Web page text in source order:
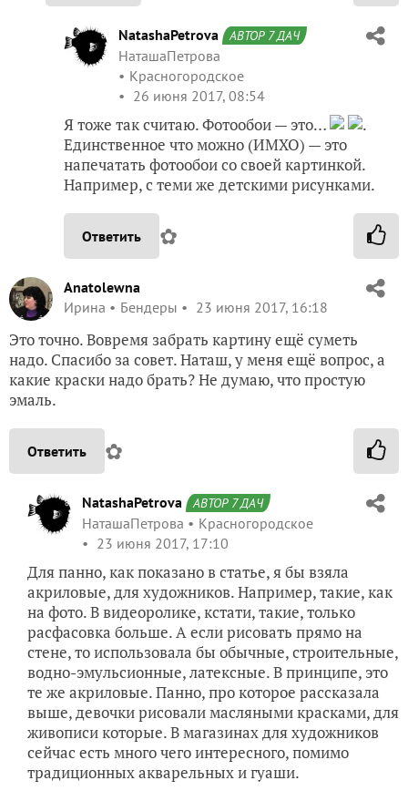
NatashaPetrova АВТОР 7 ДАЧ
НаташаПетрова
Красногородское
26 июня 2017, 08:54
Я тоже так считаю. Фотообои — это…
.
Единственное что можно (ИМХО) — это
напечатать фотообои со своей картинкой.
Например, с теми же детскими рисунками.
Ответить ✿
Anatolewna
Ирина
Бендеры 23 июня 2017, 16:18
Это точно. Вовремя забрать картину ещё суметь
надо. Спасибо за совет. Наташ, у меня ещё вопрос, а
какие краски надо брать? Не думаю, что простую
эмаль.
Ответить ✿
NatashaPetrova АВТОР 7 ДАЧ
НаташаПетрова
Красногородское
23 июня 2017, 17:10
Для панно, как показано в статье, я бы взяла
акриловые, для художников. Например, такие, как
на фото. В видеоролике, кстати, такие, только
расфасовка больше. А если рисовать прямо на
стене, то использовала бы обычные, строительные,
водно-эмульсионные, латексные. В принципе, это
те же акриловые. Панно, про которое рассказала
выше, девочки рисовали масляными красками, для
живописи которые. В магазинах для художников
сейчас есть много чего интересного, помимо
традиционных акварельных и гуаши.